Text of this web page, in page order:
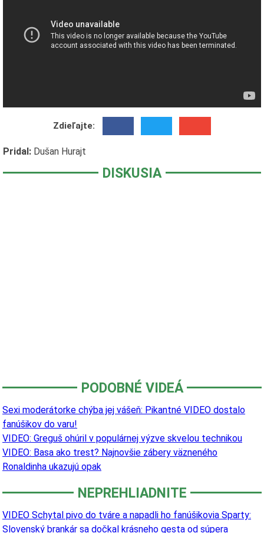
Zdieľajte:
Pridal: Dušan Hurajt
DISKUSIA
PODOBNÉ VIDEÁ
Sexi moderátorke chýba jej vášeň: Pikantné VIDEO dostalo
fanúšikov do varu!
VIDEO: Greguš ohúril v populárnej výzve skvelou technikou
VIDEO: Basa ako trest? Najnovšie zábery väzneného
Ronaldinha ukazujú opak
NEPREHLIADNITE
VIDEO Schytal pivo do tváre a napadli ho fanúšikovia Sparty:
Slovenský brankár sa dočkal krásneho gesta od súpera